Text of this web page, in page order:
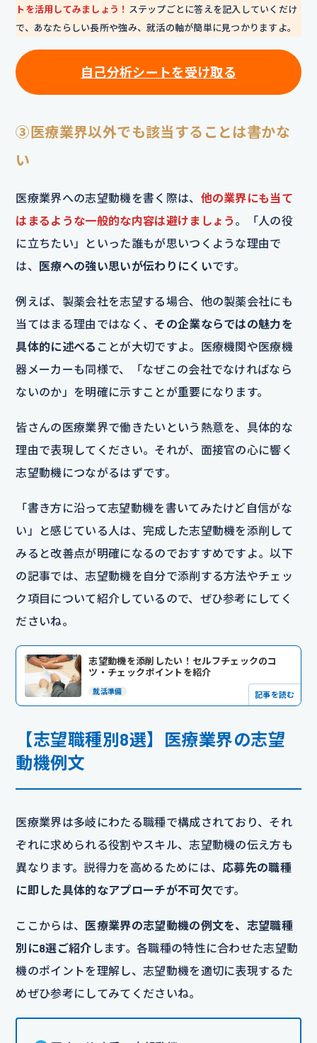
トを活用してみましょう！ ステップごとに答えを記入していくだけ
で、あなたらしい長所や強み、就活の軸が簡単に見つかりますよ。
自己分析シートを受け取る
③医療業界以外でも該当することは書かな
い
医療業界への志望動機を書く際は、 他の業界にも当て
はまるような一般的な内容は避けましょう 。「人の役
に立ちたい」といった誰もが思いつくような理由で
は、 医療への強い思いが伝わりにくいです。
例えば、製薬会社を志望する場合、他の製薬会社にも
当てはまる理由ではなく、 その企業ならではの魅力を
具体的に述べる ことが大切ですよ。医療機関や医療機
器メーカーも同様で、「なぜこの会社でなければなら
ないのか」を明確に示すことが重要になります。
皆さんの医療業界で働きたいという熱意を、具体的な
理由で表現してください。それが、面接官の心に響く
志望動機につながるはずです。
「書き方に沿って志望動機を書いてみたけど自信がな
い」と感じている人は、完成した志望動機を添削して
みると改善点が明確になるのでおすすめですよ。以下
の記事では、志望動機を自分で添削する方法やチェッ
ク項目について紹介しているので、ぜひ参考にしてく
ださいね。
志望動機を添削したい！セルフチェックのコ
ツ・チェックポイントを紹介
就活準備 記事を読む
【志望職種別8選】医療業界の志望
動機例文
医療業界は多岐にわたる職種で構成されており、それ
ぞれに求められる役割やスキル、志望動機の伝え方も
異なります。説得力を高めるためには、 応募先の職種
に即した具体的なアプローチが不可欠です。
ここからは、 医療業界の志望動機の例文を、志望職種
別に8選ご紹介 します。各職種の特性に合わせた志望動
機のポイントを理解し、志望動機を適切に表現するた
めぜひ参考にしてみてくださいね。